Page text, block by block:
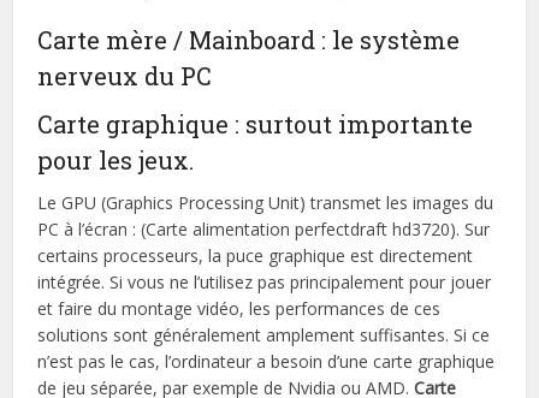
Carte mère / Mainboard : le système
nerveux du PC
Carte graphique : surtout importante
pour les jeux.
Le GPU (Graphics Processing Unit) transmet les images du
PC à l’écran : (Carte alimentation perfectdraft hd3720). Sur
certains processeurs, la puce graphique est directement
intégrée. Si vous ne l’utilisez pas principalement pour jouer
et faire du montage vidéo, les performances de ces
solutions sont généralement amplement suffisantes. Si ce
n’est pas le cas, l’ordinateur a besoin d’une carte graphique
de jeu séparée, par exemple de Nvidia ou AMD.Carte